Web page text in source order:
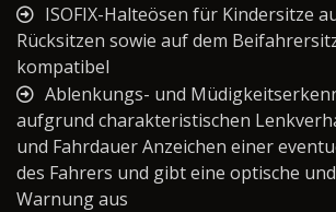
ISOFIX-Halteösen für Kindersitze
Rücksitzen sowie auf dem
kompatibel
Ablenkungs- und
aufgrund charakteristischen
und Fahrdauer Anzeichen einer
des Fahrers und gibt eine optische
Warnung aus